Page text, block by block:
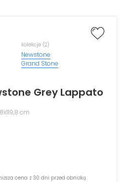
kolekcje (2)
Newstone
Grand Stone
Grey Lappato
cm
cena z 30 dni przed obniżką